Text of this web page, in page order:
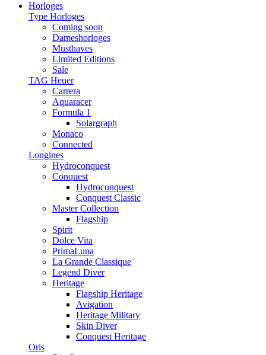
Horloges
Type Horloges
Coming soon
Dameshorloges
Musthaves
Limited Editions
Sale
TAG Heuer
Carrera
Aquaracer
Formula 1
Solargraph
Monaco
Connected
Longines
Hydroconquest
Conquest
Hydroconquest
Conquest Classic
Master Collection
Flagship
Spirit
Dolce Vita
PrimaLuna
La Grande Classique
Legend Diver
Heritage
Flagship Heritage
Avigation
Heritage Military
Skin Diver
Conquest Heritage
Oris